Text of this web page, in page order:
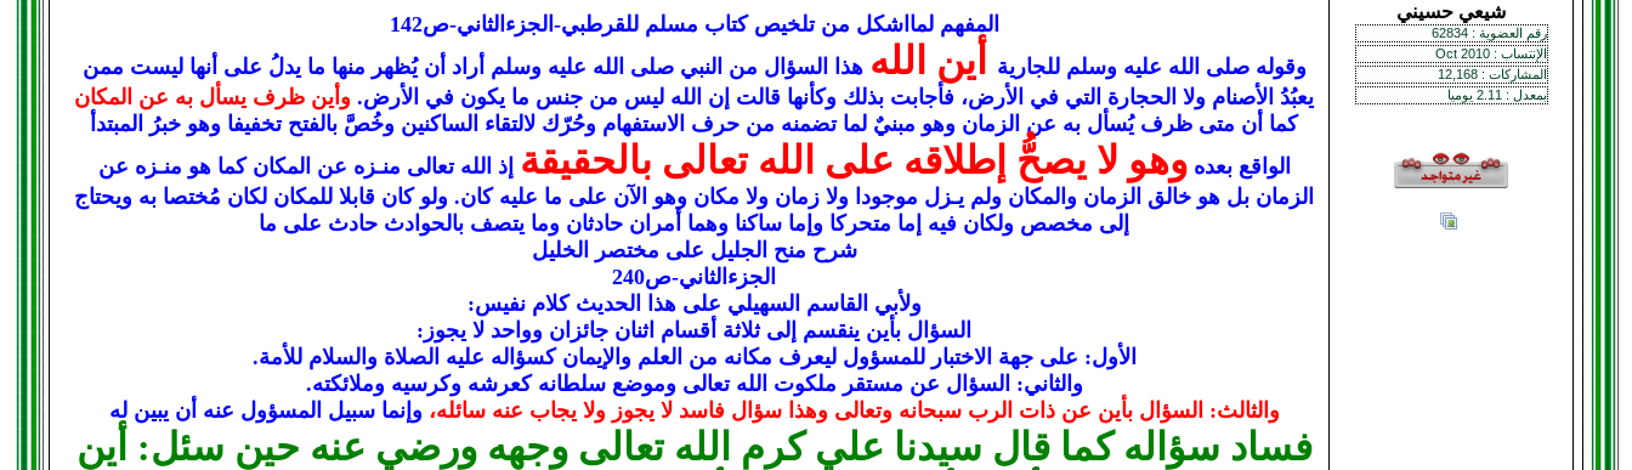
شيعي حسيني
رقم العضوية : 62834
الإنتساب : Oct 2010
المشاركات : 12,168
بمعدل : 2.11 يوميا
المفهم لمااشكل من تلخيص كتاب مسلم للقرطبي-الجزءالثاني-ص142
وقوله صلى الله عليه وسلم للجارية
أين الله هذا السؤال من النبي صلى الله عليه وسلم أراد أن يُظهر منها ما يدلُ على أنها ليست ممن
يعبُدُ الأصنام ولا الحجارة التي في الأرض، فأجابت بذلك وكأنها قالت إن الله ليس من جنس ما يكون في الأرض. وأين ظرف يسأل به عن المكان
كما أن متى ظرف يُسأل به عن الزمان وهو مبنيٌ لما تضمنه من حرف الاستفهام وحُرّك لالتقاء الساكنين وخُصَّ بالفتح تخفيفا وهو خبرُ المبتدأ
الواقع بعدهوهو لا يصحُّ إطلاقه على الله تعالى بالحقيقة إذ الله تعالى منـزه عن المكان كما هو منـزه عن
الزمان بل هو خالق الزمان والمكان ولم يـزل موجودا ولا زمان ولا مكان وهو الآن على ما عليه كان. ولو كان قابلا للمكان لكان مُختصا به ويحتاج
إلى مخصص ولكان فيه إما متحركا وإما ساكنا وهما أمران حادثان وما يتصف بالحوادث حادث على ما
شرح منح الجليل على مختصر الخليل
الجزءالثاني-ص240
ولأبي القاسم السهيلي على هذا الحديث كلام نفيس:
السؤال بأين ينقسم إلى ثلاثة أقسام اثنان جائزان وواحد لا يجوز:
الأول: على جهة الاختبار للمسؤول ليعرف مكانه من العلم والإيمان كسؤاله عليه الصلاة والسلام للأمة.
والثاني: السؤال عن مستقر ملكوت الله تعالى وموضع سلطانه كعرشه وكرسيه وملائكته.
والثالث: السؤال بأين عن ذات الرب سبحانه وتعالى وهذا سؤال فاسد لا يجوز ولا يجاب عنه سائله، وإنما سبيل المسؤول عنه أن يبين له
فساد سؤاله كما قال سيدنا علي كرم الله تعالى وجهه ورضي عنه حين سئل: أين